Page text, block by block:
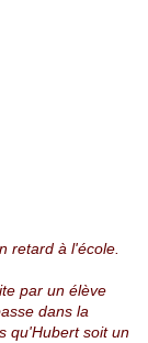
retard à l'école.
par un élève
dans la
qu'Hubert soit un